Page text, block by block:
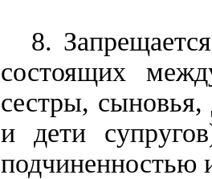
8.
состоящих
сестры, сыновья,
и дети
подчиненностью